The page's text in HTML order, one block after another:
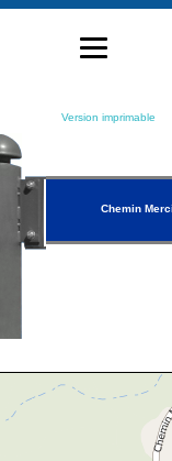
Version imprimable
Chemin